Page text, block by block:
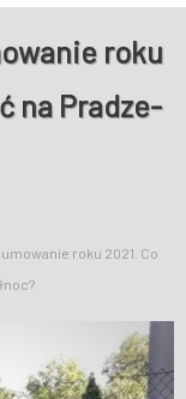
roku
na Pradze-
roku 2021. Co